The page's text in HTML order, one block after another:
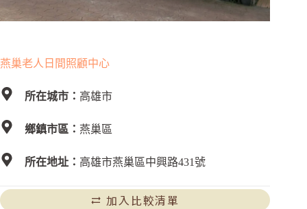
燕巢老人日間照顧中心
所在城市： 高雄市
鄉鎮市區： 燕巢區
所在地址： 高雄市燕巢區中興路431號
加入比較清單